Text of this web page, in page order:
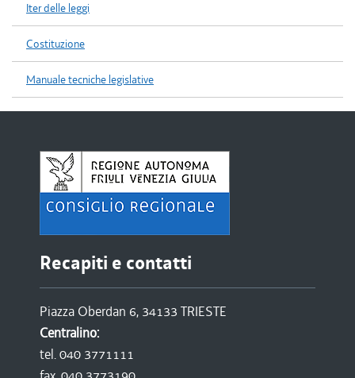
Iter delle leggi
Costituzione
Manuale tecniche legislative
Recapiti e contatti
Piazza Oberdan 6, 34133 TRIESTE
Centralino:
tel. 040 3771111